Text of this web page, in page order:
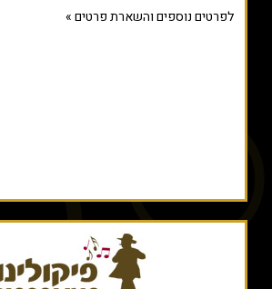
לפרטים נוספים והשארת פרטים »